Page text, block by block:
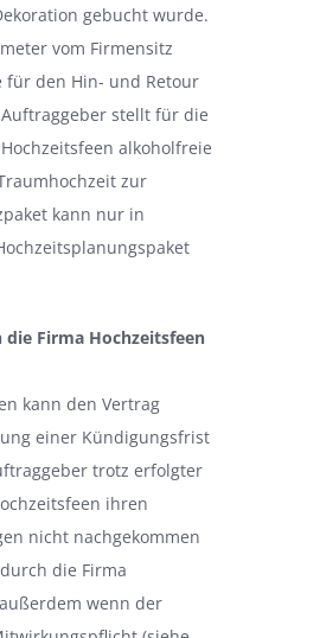
gebucht wurde.
vom Firmensitz
für den Hin- und Retour
stellt für die
alkoholfreie
zur
kann nur in
die Firma Hochzeitsfeen
kann den Vertrag
einer Kündigungsfrist
trotz erfolgter
ihren
nicht nachgekommen
die Firma
wenn der